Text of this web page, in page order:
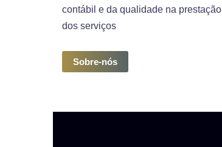
contábil e da qualidade na prestação
dos serviços
Sobre-nós